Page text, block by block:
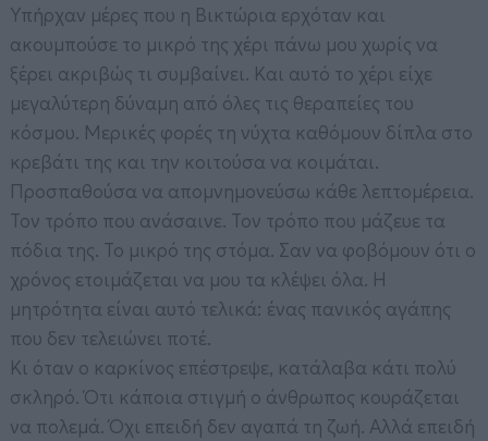
Υπήρχαν μέρες που η Βικτώρια ερχόταν και
ακουμπούσε το μικρό της χέρι πάνω μου χωρίς να
ξέρει ακριβώς τι συμβαίνει. Και αυτό το χέρι είχε
μεγαλύτερη δύναμη από όλες τις θεραπείες του
κόσμου. Μερικές φορές τη νύχτα καθόμουν δίπλα στο
κρεβάτι της και την κοιτούσα να κοιμάται.
Προσπαθούσα να απομνημονεύσω κάθε λεπτομέρεια.
Τον τρόπο που ανάσαινε. Τον τρόπο που μάζευε τα
πόδια της. Το μικρό της στόμα. Σαν να φοβόμουν ότι ο
χρόνος ετοιμάζεται να μου τα κλέψει όλα. Η
μητρότητα είναι αυτό τελικά: ένας πανικός αγάπης
που δεν τελειώνει ποτέ.
Κι όταν ο καρκίνος επέστρεψε, κατάλαβα κάτι πολύ
σκληρό. Ότι κάποια στιγμή ο άνθρωπος κουράζεται
να πολεμά. Όχι επειδή δεν αγαπά τη ζωή. Αλλά επειδή